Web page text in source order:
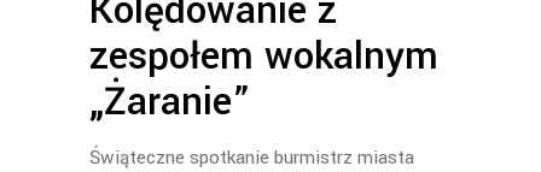
zespołem wokalnym
„Żaranie”
Świąteczne spotkanie burmistrz miasta